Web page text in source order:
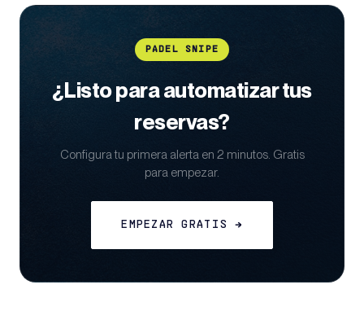
PADEL SNIPE
¿Listo para automatizar tus
reservas?
Configura tu primera alerta en 2 minutos. Gratis
para empezar.
EMPEZAR GRATIS →